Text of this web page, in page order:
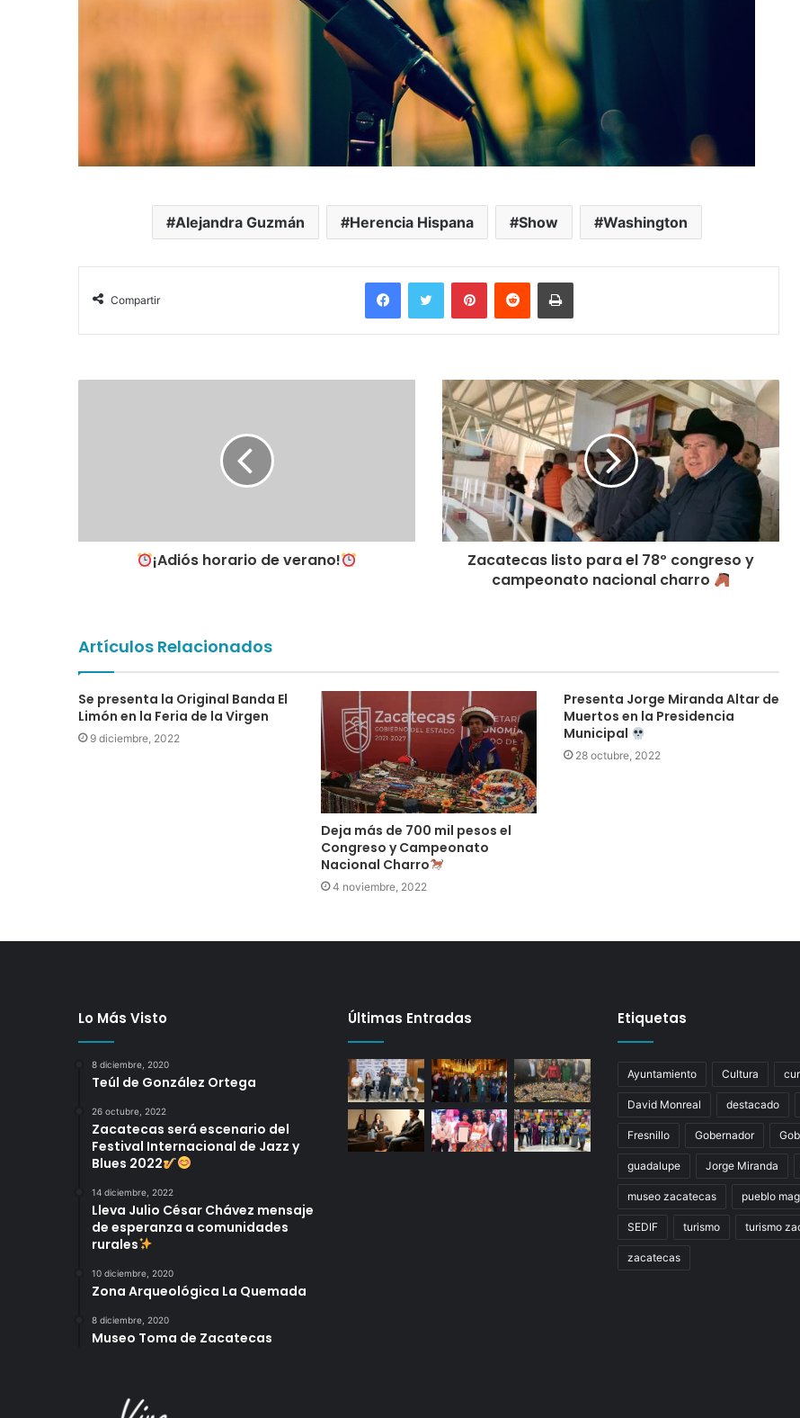
Alejandra Guzmán Herencia Hispana Show Washington
Compartir
¡Adiós horario de verano!
Zacatecas listo para el 78º congreso y
campeonato nacional charro
Artículos Relacionados
Se presenta la Original Banda El
Limón en la Feria de la Virgen
9 diciembre, 2022
Deja más de 700 mil pesos el
Congreso y Campeonato
Nacional Charro
4 noviembre, 2022
Presenta Jorge Miranda Altar de
Muertos en la Presidencia
Municipal
28 octubre, 2022
Lo Más Visto
8 diciembre, 2020
Teúl de González Ortega
26 octubre, 2022
Zacatecas será escenario del
Festival Internacional de Jazz y
Blues 2022
14 diciembre, 2022
Lleva Julio César Chávez mensaje
de esperanza a comunidades
rurales
10 diciembre, 2020
Zona Arqueológica La Quemada
8 diciembre, 2020
Museo Toma de Zacatecas
Últimas Entradas Etiquetas
Ayuntamiento Cultura
David Monreal destacado
Fresnillo Gobernador
guadalupe Jorge Miranda
museo zacatecas pueblo
SEDIF turismo turismo
zacatecas